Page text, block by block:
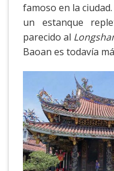
famoso en la
un estanque
parecido al
Baoan es todavía